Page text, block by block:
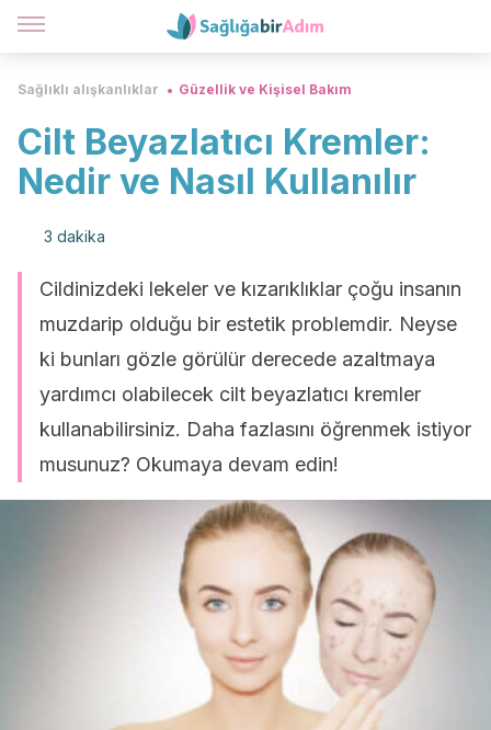
Sağlıklı alışkanlıklar Güzellik ve Kişisel Bakım
Cilt Beyazlatıcı Kremler:
Nedir ve Nasıl Kullanılır
3 dakika
Cildinizdeki lekeler ve kızarıklıklar çoğu insanın
muzdarip olduğu bir estetik problemdir. Neyse
ki bunları gözle görülür derecede azaltmaya
yardımcı olabilecek cilt beyazlatıcı kremler
kullanabilirsiniz. Daha fazlasını öğrenmek istiyor
musunuz? Okumaya devam edin!